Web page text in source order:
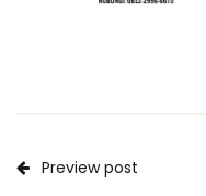
Preview post